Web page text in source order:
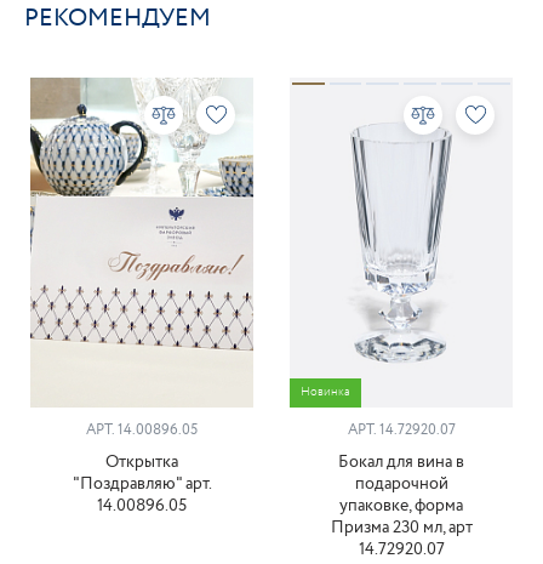
РЕКОМЕНДУЕМ
АРТ. 14.00896.05
Открытка
"Поздравляю" арт.
14.00896.05
Новинка
АРТ. 14.72920.07
Бокал для вина в
подарочной
упаковке, форма
Призма 230 мл, арт
14.72920.07